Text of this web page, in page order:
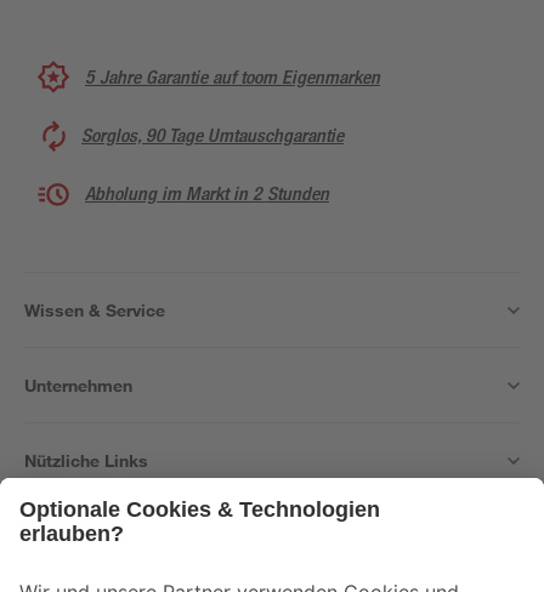
5 Jahre Garantie auf toom Eigenmarken
Sorglos, 90 Tage Umtauschgarantie
Abholung im Markt in 2 Stunden
Wissen & Service
Unternehmen
Nützliche Links